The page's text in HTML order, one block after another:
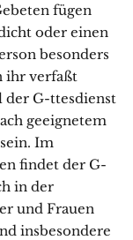
fügen
oder einen
besonders
ihr verfaßt
der G-ttesdienst
geeignetem
Im
findet der G-
in der
und Frauen
insbesondere